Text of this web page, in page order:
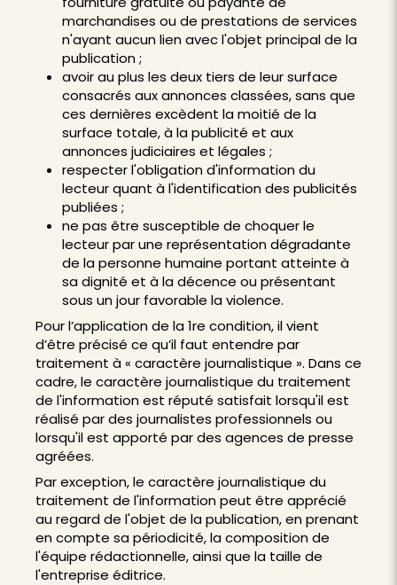
marchandises ou de prestations de services
n'ayant aucun lien avec l'objet principal de la
publication ;
avoir au plus les deux tiers de leur surface
consacrés aux annonces classées, sans que
ces dernières excèdent la moitié de la
surface totale, à la publicité et aux
annonces judiciaires et légales ;
respecter l'obligation d'information du
lecteur quant à l'identification des publicités
publiées ;
ne pas être susceptible de choquer le
lecteur par une représentation dégradante
de la personne humaine portant atteinte à
sa dignité et à la décence ou présentant
sous un jour favorable la violence.
Pour l’application de la 1re condition, il vient
d’être précisé ce qu’il faut entendre par
traitement à « caractère journalistique ». Dans ce
cadre, le caractère journalistique du traitement
de l'information est réputé satisfait lorsqu'il est
réalisé par des journalistes professionnels ou
lorsqu'il est apporté par des agences de presse
agréées.
Par exception, le caractère journalistique du
traitement de l'information peut être apprécié
au regard de l'objet de la publication, en prenant
en compte sa périodicité, la composition de
l'équipe rédactionnelle, ainsi que la taille de
l'entreprise éditrice.